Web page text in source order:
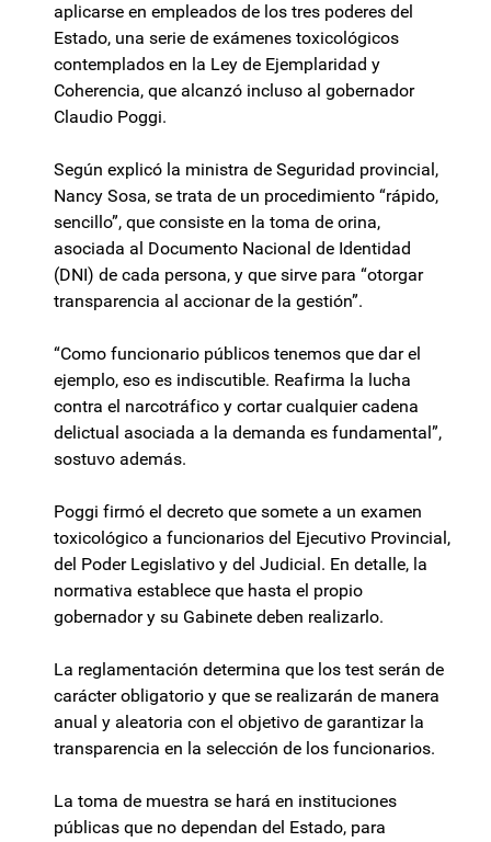
aplicarse en empleados de los tres poderes del
Estado, una serie de exámenes toxicológicos
contemplados en la Ley de Ejemplaridad y
Coherencia, que alcanzó incluso al gobernador
Claudio Poggi.
Según explicó la ministra de Seguridad provincial,
Nancy Sosa, se trata de un procedimiento “rápido,
sencillo”, que consiste en la toma de orina,
asociada al Documento Nacional de Identidad
(DNI) de cada persona, y que sirve para “otorgar
transparencia al accionar de la gestión”.
“Como funcionario públicos tenemos que dar el
ejemplo, eso es indiscutible. Reafirma la lucha
contra el narcotráfico y cortar cualquier cadena
delictual asociada a la demanda es fundamental”,
sostuvo además.
Poggi firmó el decreto que somete a un examen
toxicológico a funcionarios del Ejecutivo Provincial,
del Poder Legislativo y del Judicial. En detalle, la
normativa establece que hasta el propio
gobernador y su Gabinete deben realizarlo.
La reglamentación determina que los test serán de
carácter obligatorio y que se realizarán de manera
anual y aleatoria con el objetivo de garantizar la
transparencia en la selección de los funcionarios.
La toma de muestra se hará en instituciones
públicas que no dependan del Estado, para